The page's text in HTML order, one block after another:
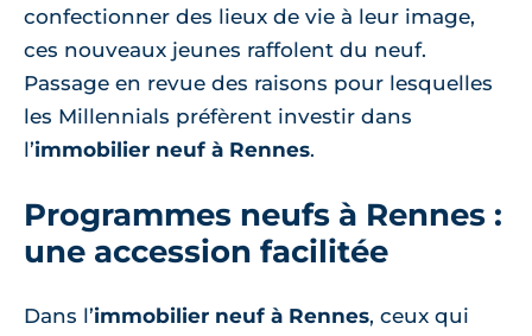
confectionner des lieux de vie à leur image,
ces nouveaux jeunes raffolent du neuf.
Passage en revue des raisons pour lesquelles
les Millennials préfèrent investir dans
l’immobilier neuf à Rennes.
Programmes neufs à Rennes :
une accession facilitée
Dans l’immobilier neuf à Rennes, ceux qui